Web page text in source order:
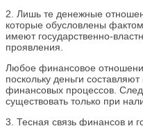
2. Лишь те денежные
которые обусловлены
имеют государственно-
проявления.
Любое финансовое
поскольку деньги
финансовых процессов.
существовать только при
3. Тесная связь финансов и